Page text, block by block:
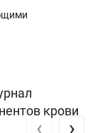
крови
‹ ›